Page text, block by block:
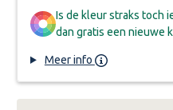
(5
STUKS)
(5
STUKS)
Is de kleur straks toch
dan gratis een nieuwe
Meer info